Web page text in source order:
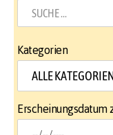
Kategorien
Erscheinungsdatum